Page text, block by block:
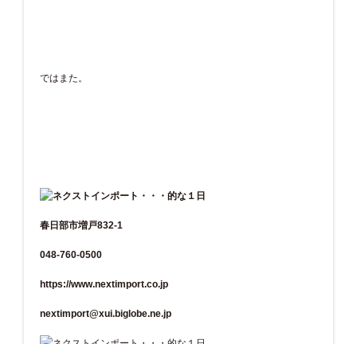
ではまた。
春日部市増戸832-1
048-760-0500
https://www.nextimport.co.jp
nextimport@xui.biglobe.ne.jp